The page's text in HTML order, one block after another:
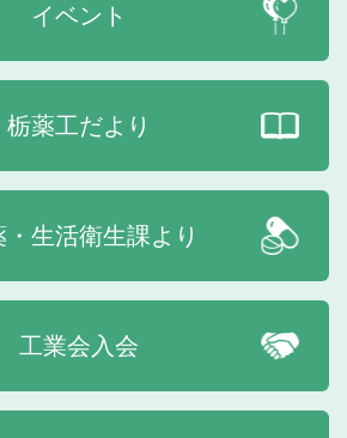
イベント
栃薬工だより
・生活衛生課より
工業会入会